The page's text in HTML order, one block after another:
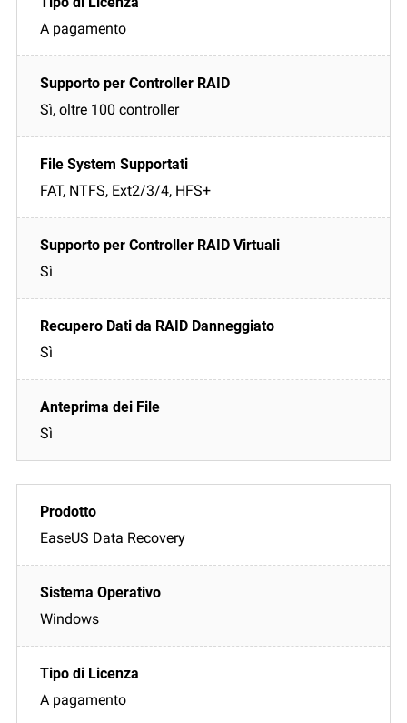
A pagamento
Sì, oltre 100 controller
FAT, NTFS, Ext2/3/4, HFS+
Sì
Sì
Sì
EaseUS Data Recovery
Windows
A pagamento